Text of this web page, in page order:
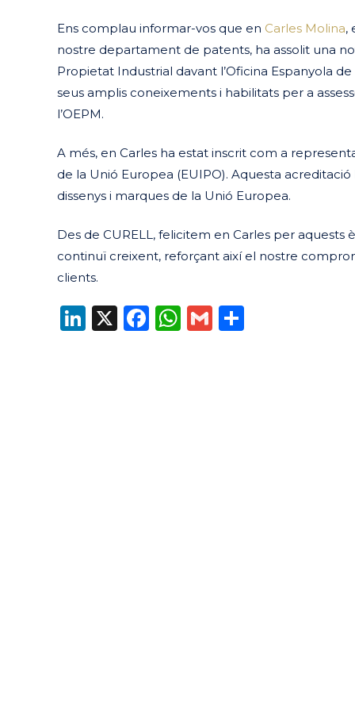
Ens complau informar-vos que en Carles Molina,
nostre departament de patents, ha assolit una
Propietat Industrial davant l’Oficina Espanyola
seus amplis coneixements i habilitats per a
l’OEPM.
A més, en Carles ha estat inscrit com a
de la Unió Europea (EUIPO). Aquesta
dissenys i marques de la Unió Europea.
Des de CURELL, felicitem en Carles per
continuï creixent, reforçant així el nostre
clients.
LinkedIn
X Facebook
WhatsApp
Gmail